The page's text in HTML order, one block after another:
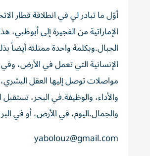
أوّل ما تبادر لي في انطلاقة قطار
الإماراتية من الفجيرة إلى
الجبال.وبكلمة واحدة ممتلئة أيضاً
الإنسانية التي تعمل في الأرض،
مواصلات توصل إليها العقل
والأداء، والوظيفة.في البحر،
والجمال.اليوم، في الأرض، أو في
yabolouz@gmail.com